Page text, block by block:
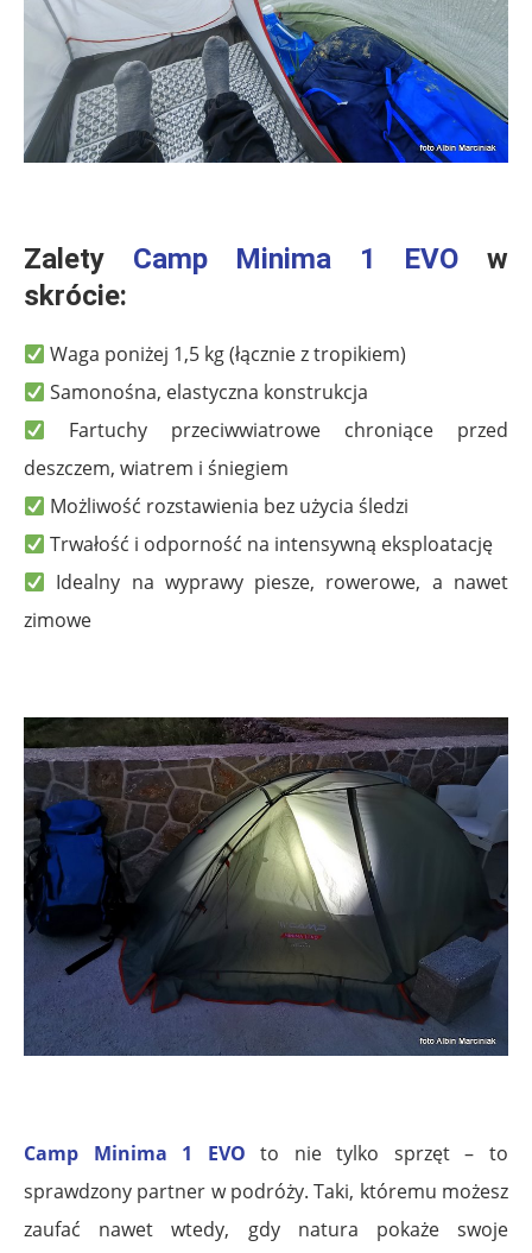
Zalety Camp Minima 1 EVO w
skrócie:
Waga poniżej 1,5 kg (łącznie z tropikiem)
Samonośna, elastyczna konstrukcja
Fartuchy przeciwwiatrowe chroniące przed
deszczem, wiatrem i śniegiem
Możliwość rozstawienia bez użycia śledzi
Trwałość i odporność na intensywną eksploatację
Idealny na wyprawy piesze, rowerowe, a nawet
zimowe
Camp Minima 1 EVO to nie tylko sprzęt – to
sprawdzony partner w podróży. Taki, któremu możesz
zaufać nawet wtedy, gdy natura pokaże swoje